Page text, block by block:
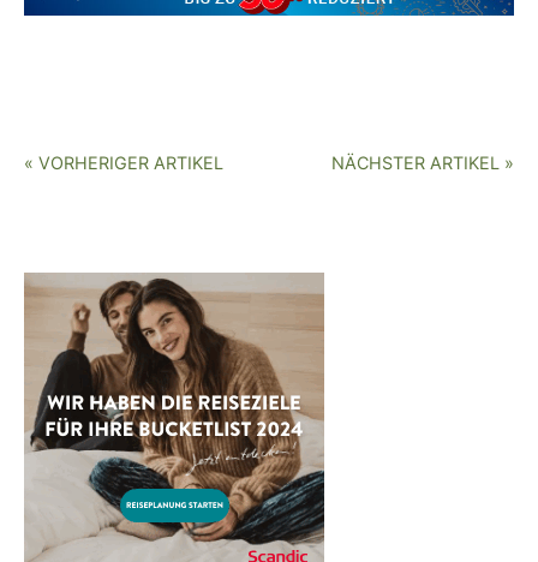
NÄCHSTER ARTIKEL »
« VORHERIGER ARTIKEL